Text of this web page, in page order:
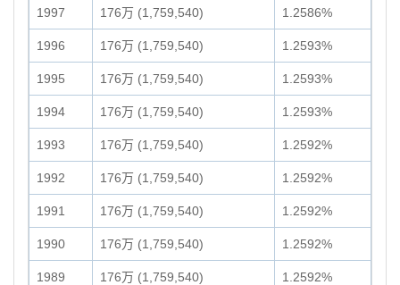
1997 176万 (1,759,540) 1.2586%
1996 176万 (1,759,540) 1.2593%
1995 176万 (1,759,540) 1.2593%
1994 176万 (1,759,540) 1.2593%
1993 176万 (1,759,540) 1.2592%
1992 176万 (1,759,540) 1.2592%
1991 176万 (1,759,540) 1.2592%
1990 176万 (1,759,540) 1.2592%
1989 176万 (1,759,540) 1.2592%